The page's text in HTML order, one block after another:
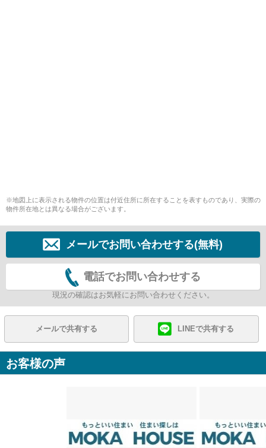
※地図上に表示される物件の位置は付近住所に所在することを表すものであり、実際の
物件所在地とは異なる場合がございます。
メールでお問い合わせする(無料)
電話でお問い合わせする
現況の確認はお気軽にお問い合わせください。
メールで共有する LINEで共有する
お客様の声